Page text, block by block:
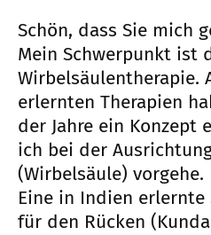
Schön, dass Sie mich
Mein Schwerpunkt ist
Wirbelsäulentherapie.
erlernten Therapien
der Jahre ein Konzept
ich bei der
(Wirbelsäule) vorgehe.
Eine in Indien erlernte
für den Rücken